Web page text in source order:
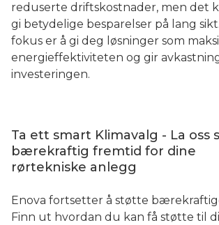
reduserte driftskostnader, men det
gi betydelige besparelser på lang
fokus er å gi deg løsninger som
energieffektiviteten og gir
investeringen.
Ta ett smart Klimavalg - La oss
bærekraftig fremtid for dine
rørtekniske anlegg
Enova fortsetter å støtte
Finn ut hvordan du kan få støtte til